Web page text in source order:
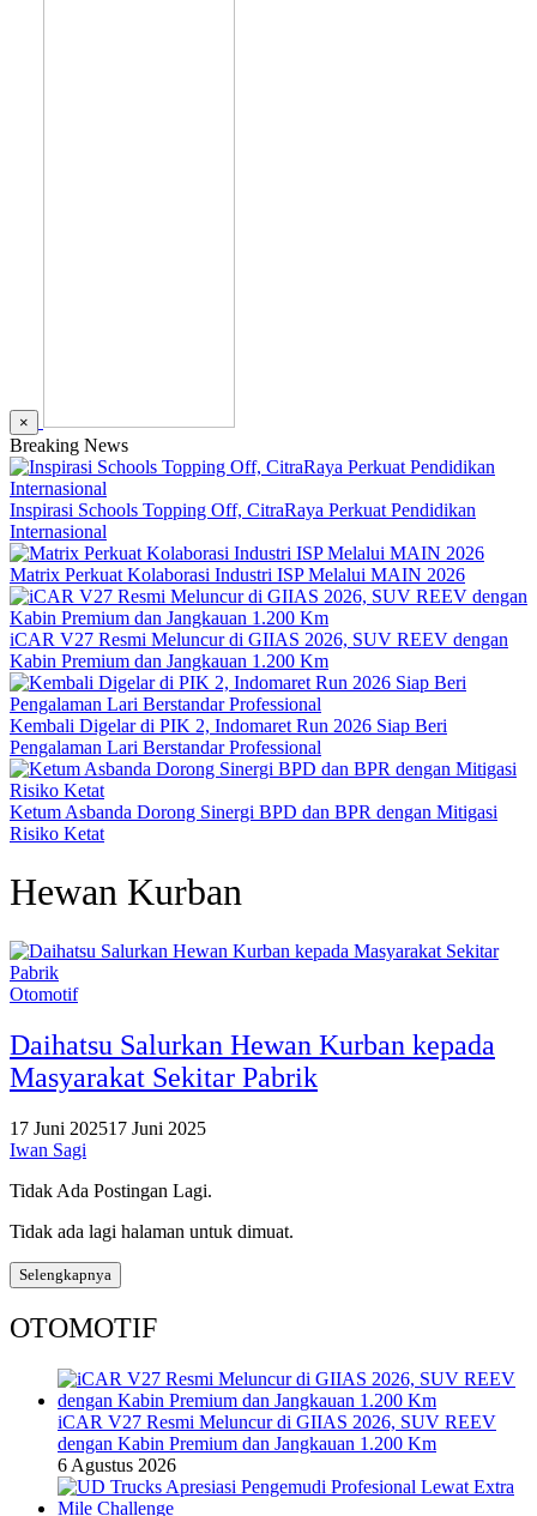
×
Breaking News
Inspirasi Schools Topping Off, CitraRaya Perkuat Pendidikan
Internasional
Matrix Perkuat Kolaborasi Industri ISP Melalui MAIN 2026
iCAR V27 Resmi Meluncur di GIIAS 2026, SUV REEV dengan
Kabin Premium dan Jangkauan 1.200 Km
Kembali Digelar di PIK 2, Indomaret Run 2026 Siap Beri
Pengalaman Lari Berstandar Professional
Ketum Asbanda Dorong Sinergi BPD dan BPR dengan Mitigasi
Risiko Ketat
Hewan Kurban
Otomotif
Daihatsu Salurkan Hewan Kurban kepada
Masyarakat Sekitar Pabrik
17 Juni 202517 Juni 2025
Iwan Sagi
Tidak Ada Postingan Lagi.
Tidak ada lagi halaman untuk dimuat.
Selengkapnya
OTOMOTIF
iCAR V27 Resmi Meluncur di GIIAS 2026, SUV REEV
dengan Kabin Premium dan Jangkauan 1.200 Km
6 Agustus 2026